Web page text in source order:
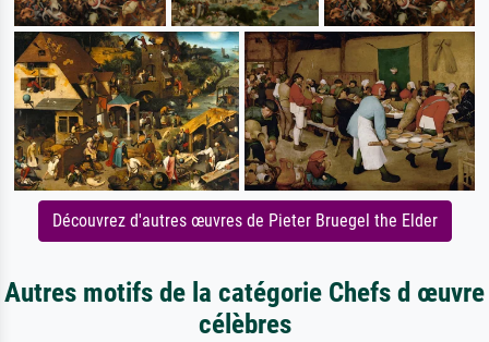
Découvrez d'autres œuvres de Pieter Bruegel the Elder
Autres motifs de la catégorie Chefs d œuvre
célèbres